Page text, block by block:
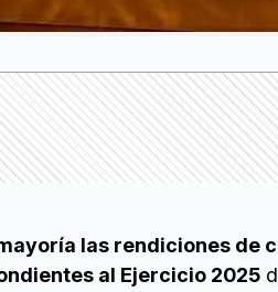
las rendiciones de
al Ejercicio 2025